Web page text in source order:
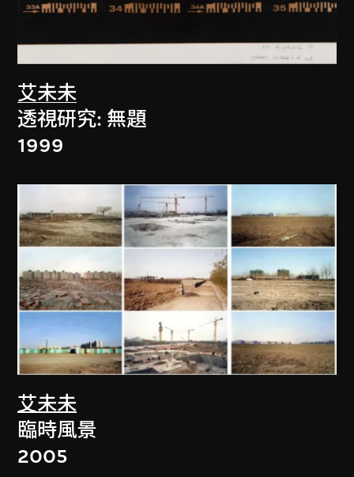
艾未未
透視研究: 無題
1999
艾未未
臨時風景
2005